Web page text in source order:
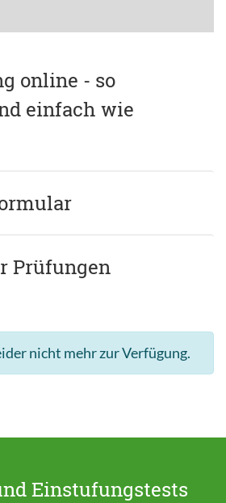
online - so
einfach wie
Prüfungen
nicht mehr zur Verfügung.
Einstufungstests